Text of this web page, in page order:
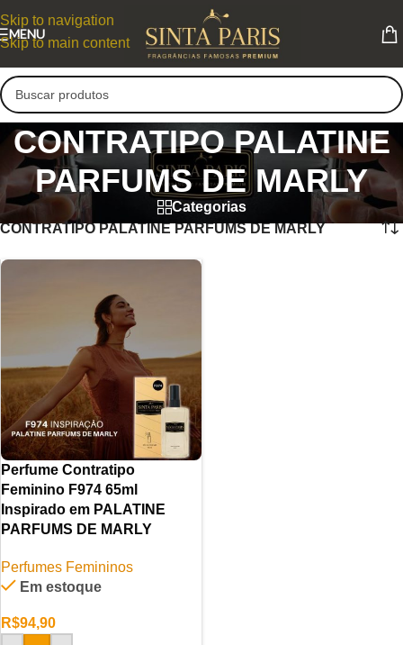
Skip to navigation
Skip to main content
MENU
CONTRATIPO PALATINE
PARFUMS DE MARLY
Categorias
CONTRATIPO PALATINE PARFUMS DE MARLY
Perfume Contratipo
Feminino F974 65ml
Inspirado em PALATINE
PARFUMS DE MARLY
Perfumes Femininos
Em estoque
R$94,90